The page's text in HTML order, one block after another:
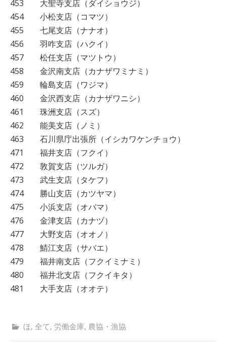
453 大聖寺支店（ダイショウジ）
454 小松支店（コマツ）
455 七尾支店（ナナオ）
456 羽咋支店（ハクイ）
457 松任支店（マツトウ）
458 金沢南支店（カナザワミナミ）
459 輪島支店（ワジマ）
460 金沢西支店（カナザワニシ）
461 珠洲支店（スズ）
462 能美支店（ノミ）
463 石川県庁出張所（イシカワケンチョウ）
471 福井支店（フクイ）
472 敦賀支店（ツルガ）
473 武生支店（タケフ）
474 勝山支店（カツヤマ）
475 小浜支店（オバマ）
476 金津支店（カナヅ）
477 大野支店（オオノ）
478 鯖江支店（サバエ）
479 福井南支店（フクイミナミ）
480 福井北支店（フクイキタ）
481 大手支店（オオテ）
ほ, 全て, 労働金庫, 農協・漁協